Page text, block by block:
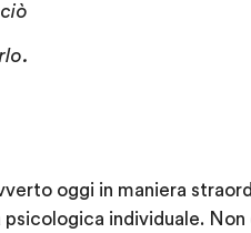
oggi in maniera
psicologica individuale. Non